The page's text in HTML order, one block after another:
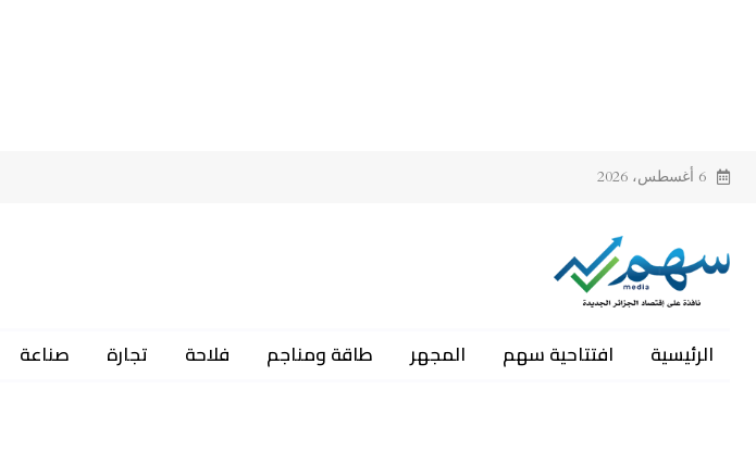
6 أغسطس، 2026
الرئيسية افتتاحية سهم المجهر طاقة ومناجم فلاحة تجارة صناعة